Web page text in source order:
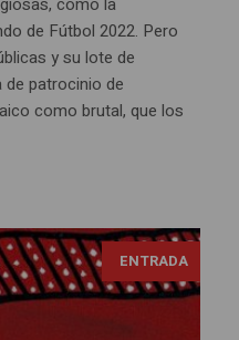
de Fútbol 2022. Pero
y su lote de
patrocinio de
como brutal, que los
ENTRADA